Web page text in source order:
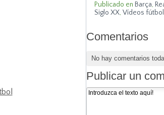
Publicado en Barça,
Siglo XX, Vídeos fútbol
Comentarios
No hay comentarios
Publicar un